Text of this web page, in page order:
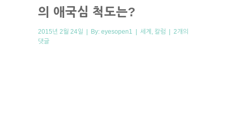
의 애국심 척도는?
2015년 2월 24일 | By: eyesopen1 | 세계 칼럼 | 2개의
댓글